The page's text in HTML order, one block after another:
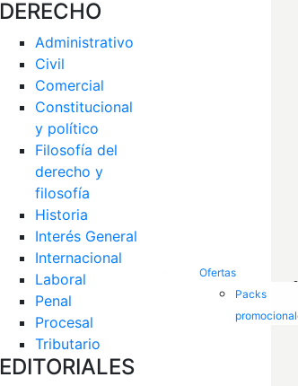
DERECHO
Administrativo
Civil
Comercial
Constitucional
y político
Filosofía del
derecho y
filosofía
Historia
Internacional
Laboral
Penal
Procesal
Tributario
EDITORIALES
Ofertas
Packs